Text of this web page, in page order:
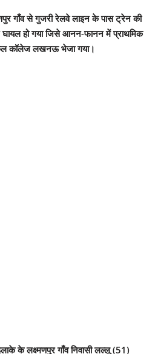
गाँव से गुजरी रेलवे लाइन के पास ट्रेन की
हो गया जिसे आनन-फानन में प्राथमिक
कॉलेज लखनऊ भेजा गया।
के लक्ष्मणपुर गाँव निवासी लल्लू (51)